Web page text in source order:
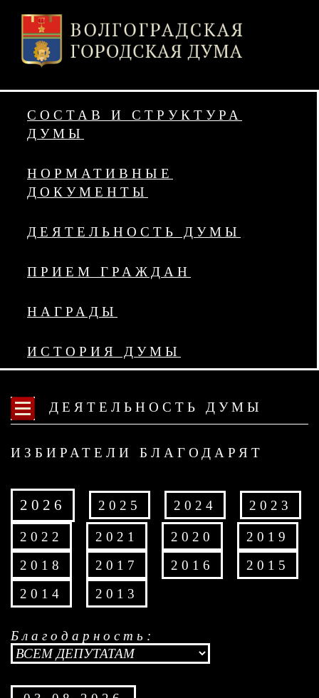
СОСТАВ И СТРУКТУРА
ДУМЫ
НОРМАТИВНЫЕ
ДОКУМЕНТЫ
ДЕЯТЕЛЬНОСТЬ ДУМЫ
ПРИЕМ ГРАЖДАН
НАГРАДЫ
ИСТОРИЯ ДУМЫ
ДЕЯТЕЛЬНОСТЬ ДУМЫ
ИЗБИРАТЕЛИ БЛАГОДАРЯТ
2026 2025 2024 2023
2022 2021 2020
2019
2018
2017 2016
2015
2014
2013
Благодарность: